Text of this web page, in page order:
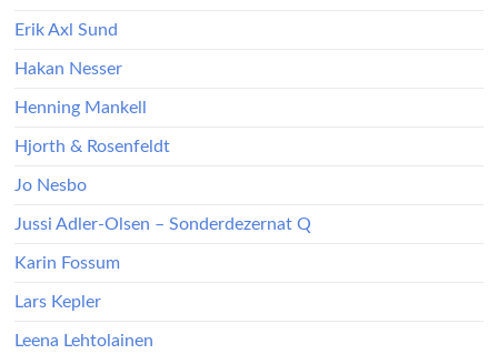
Erik Axl Sund
Hakan Nesser
Henning Mankell
Hjorth & Rosenfeldt
Jo Nesbo
Jussi Adler-Olsen – Sonderdezernat Q
Karin Fossum
Lars Kepler
Leena Lehtolainen